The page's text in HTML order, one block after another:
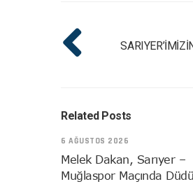
Related Posts
6 AĞUSTOS 2026
Melek Dakan, Sarıyer –
Muğlaspor Maçında